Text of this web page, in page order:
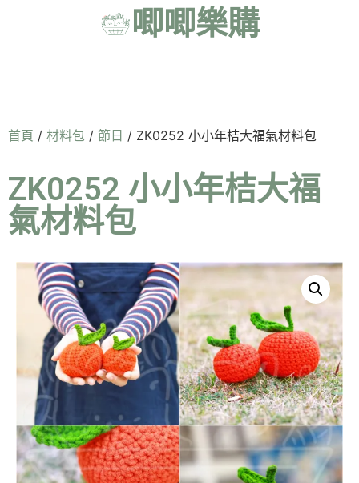
唧唧樂購
首頁 / 材料包 / 節日 / ZK0252 小小年桔大福氣材料包
ZK0252 小小年桔大福
氣材料包